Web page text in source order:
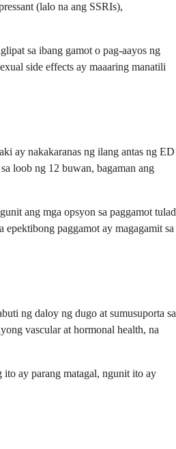
(lalo na ang SSRIs),
sa ibang gamot o pag-aayos ng
side effects ay maaaring manatili
ay nakakaranas ng ilang antas ng ED
loob ng 12 buwan, bagaman ang
ang mga opsyon sa paggamot tulad
paggamot ay magagamit sa
ng daloy ng dugo at sumusuporta sa
vascular at hormonal health, na
ito ay parang matagal, ngunit ito ay